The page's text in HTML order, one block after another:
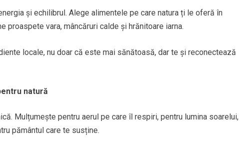
și echilibrul. Alege alimentele pe care natura ți le oferă în
proaspete vara, mâncăruri calde și hrănitoare iarna.
locale, nu doar că este mai sănătoasă, dar te și reconectează
natură
Mulțumește pentru aerul pe care îl respiri, pentru lumina soarelui,
pământul care te susține.